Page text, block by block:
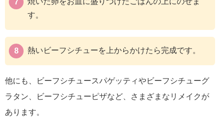
す。
熱いビーフシチューを上からかけたら完成です。
他にも、ビーフシチュースパゲッティやビーフシチューグ
ラタン、ビーフシチューピザなど、さまざまなリメイクが
あります。